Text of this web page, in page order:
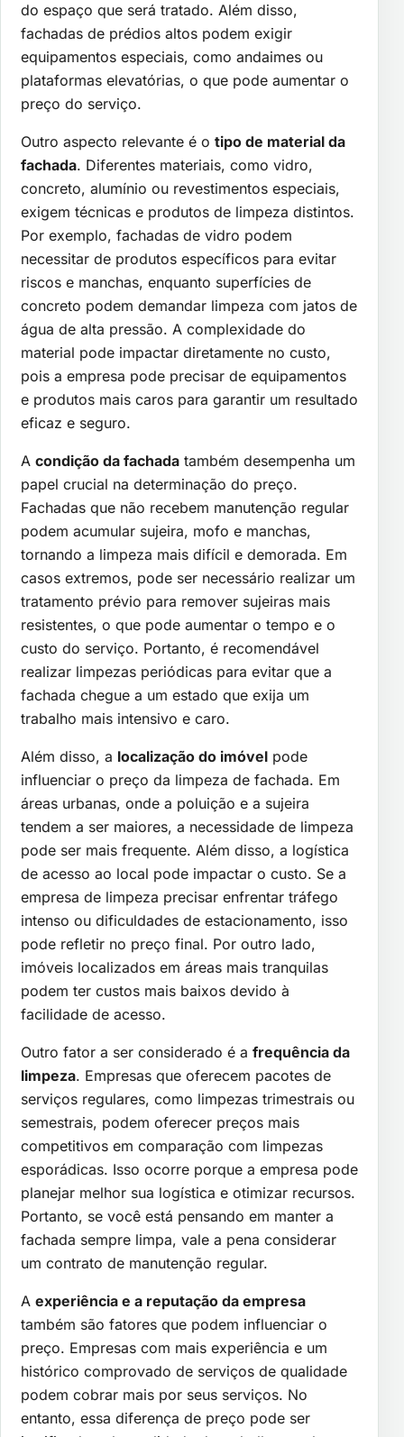
do espaço que será tratado. Além disso,
fachadas de prédios altos podem exigir
equipamentos especiais, como andaimes ou
plataformas elevatórias, o que pode aumentar o
preço do serviço.
Outro aspecto relevante é o tipo de material da
fachada. Diferentes materiais, como vidro,
concreto, alumínio ou revestimentos especiais,
exigem técnicas e produtos de limpeza distintos.
Por exemplo, fachadas de vidro podem
necessitar de produtos específicos para evitar
riscos e manchas, enquanto superfícies de
concreto podem demandar limpeza com jatos de
água de alta pressão. A complexidade do
material pode impactar diretamente no custo,
pois a empresa pode precisar de equipamentos
e produtos mais caros para garantir um resultado
eficaz e seguro.
A condição da fachada também desempenha um
papel crucial na determinação do preço.
Fachadas que não recebem manutenção regular
podem acumular sujeira, mofo e manchas,
tornando a limpeza mais difícil e demorada. Em
casos extremos, pode ser necessário realizar um
tratamento prévio para remover sujeiras mais
resistentes, o que pode aumentar o tempo e o
custo do serviço. Portanto, é recomendável
realizar limpezas periódicas para evitar que a
fachada chegue a um estado que exija um
trabalho mais intensivo e caro.
Além disso, a localização do imóvel pode
influenciar o preço da limpeza de fachada. Em
áreas urbanas, onde a poluição e a sujeira
tendem a ser maiores, a necessidade de limpeza
pode ser mais frequente. Além disso, a logística
de acesso ao local pode impactar o custo. Se a
empresa de limpeza precisar enfrentar tráfego
intenso ou dificuldades de estacionamento, isso
pode refletir no preço final. Por outro lado,
imóveis localizados em áreas mais tranquilas
podem ter custos mais baixos devido à
facilidade de acesso.
Outro fator a ser considerado é a frequência da
limpeza. Empresas que oferecem pacotes de
serviços regulares, como limpezas trimestrais ou
semestrais, podem oferecer preços mais
competitivos em comparação com limpezas
esporádicas. Isso ocorre porque a empresa pode
planejar melhor sua logística e otimizar recursos.
Portanto, se você está pensando em manter a
fachada sempre limpa, vale a pena considerar
um contrato de manutenção regular.
A experiência e a reputação da empresa
também são fatores que podem influenciar o
preço. Empresas com mais experiência e um
histórico comprovado de serviços de qualidade
podem cobrar mais por seus serviços. No
entanto, essa diferença de preço pode ser